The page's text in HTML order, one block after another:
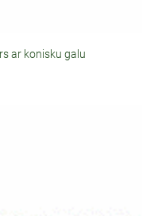
ar konisku galu